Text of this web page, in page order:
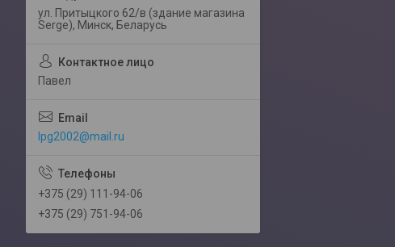
ул. Притыцкого 62/в (здание магазина
Serge), Минск, Беларусь
Павел
lpg2002@mail.ru
+375 (29) 111-94-06
+375 (29) 751-94-06